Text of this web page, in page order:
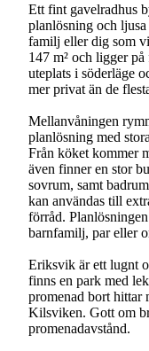
Ett fint gavelradhus
planlösning och
familj eller dig som
147 m² och ligger
uteplats i söderläge
mer privat än de
Mellanvåningen
planlösning med
Från köket kommer
även finner en stor
sovrum, samt
kan användas till
förråd.
barnfamilj, par eller
Eriksvik är ett lugnt
finns en park med
promenad bort hittar
Kilsviken. Gott om
promenadavstånd.